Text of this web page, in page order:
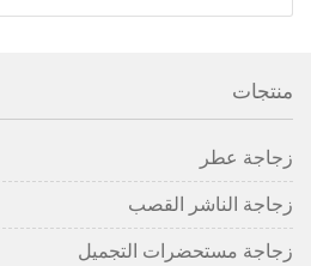
منتجات
زجاجة عطر
زجاجة الناشر القصب
زجاجة مستحضرات التجميل